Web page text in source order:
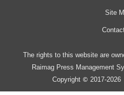
Site
The rights to this website are
Raimag Press Management
Copyright © 2017-2026